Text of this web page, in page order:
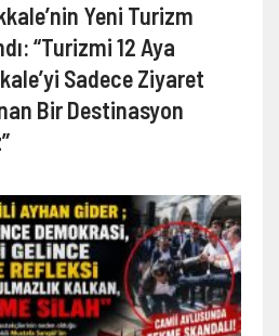
Yeni Turizm
“Turizmi 12 Aya
Sadece Ziyaret
Bir Destinasyon